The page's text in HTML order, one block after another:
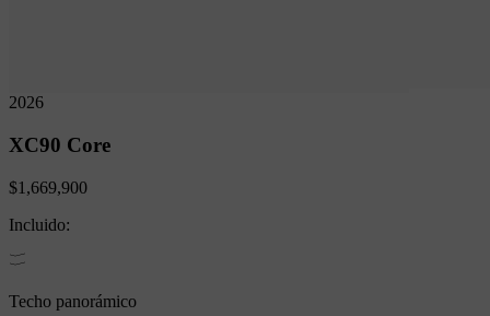
2026
XC90 Core
$1,669,900
Incluido:
Techo panorámico